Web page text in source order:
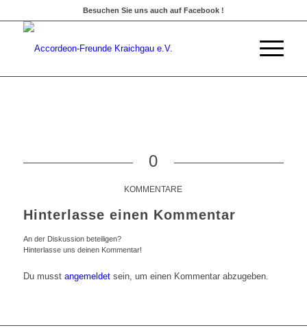
Besuchen Sie uns auch auf Facebook !
0
KOMMENTARE
Hinterlasse einen Kommentar
An der Diskussion beteiligen?
Hinterlasse uns deinen Kommentar!
Du musst angemeldetsein, um einen Kommentar abzugeben.